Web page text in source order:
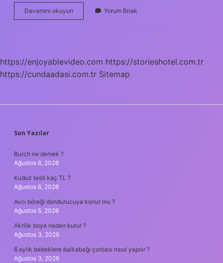
Devamını okuyun Beşiktaş
Kimden
Yorum Bırak
https://enjoyablevideo.com https://storieshotel.com.tr
https://cundaadasi.com.tr Sitemap
SIDEBAR
Son Yazılar
Burch ne demek ?
Ağustos 6, 2026
Kuduz testi kaç TL ?
Ağustos 6, 2026
Avcı böreği dondurucuya konur mu ?
Ağustos 5, 2026
Akrilik boya neden kurur ?
Ağustos 3, 2026
6 aylık bebeklere balkabağı çorbası nasıl yapılır ?
Ağustos 3, 2026